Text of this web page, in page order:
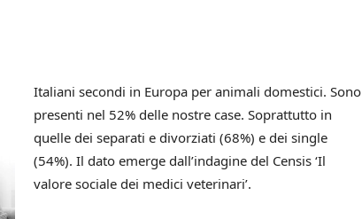
Italiani secondi in Europa per animali domestici. Sono
presenti nel 52% delle nostre case. Soprattutto in
quelle dei separati e divorziati (68%) e dei single
(54%). Il dato emerge dall’indagine del Censis ‘Il
valore sociale dei medici veterinari’.